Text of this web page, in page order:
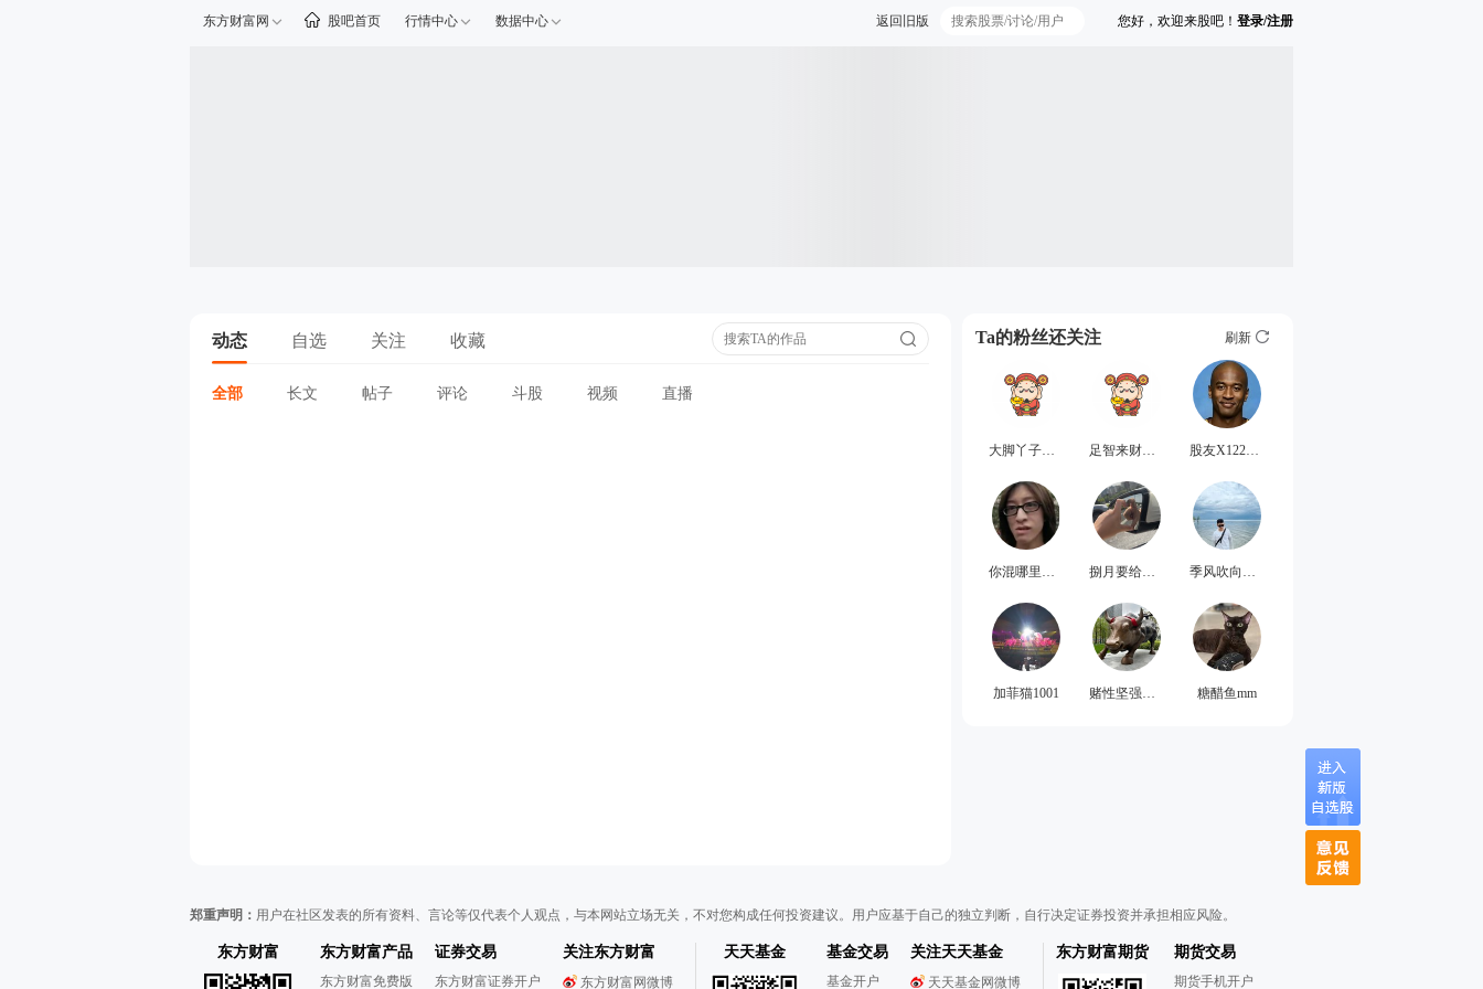
东方财富网 股吧首页 行情中心 数据中心 您好，欢迎来股吧！ 登录/注册
返回旧版
动态 自选 关注 收藏
全部 长文 帖子 评论 斗股 视频 直播
Ta的粉丝还关注 刷新
大脚丫子踹你脸 足智来财的钟无艳 股友X122327r87
你混哪里的啊 捌月要给力哦 季风吹向大海999
加菲猫1001 赌性坚强的老牛 糖醋鱼mm
郑重声明： 用户在社区发表的所有资料、言论等仅代表个人观点，与本网站立场无关，不对您构成任何投资建议。用户应基于自己的独立判断，自行决定证券投资并承担相应风险。
东方财富 东方财富产品
东方财富免费版
证券交易
东方财富证券开户
关注东方财富
东方财富网微博
天天基金 基金交易
基金开户
关注天天基金
天天基金网微博
东方财富期货 期货交易
期货手机开户